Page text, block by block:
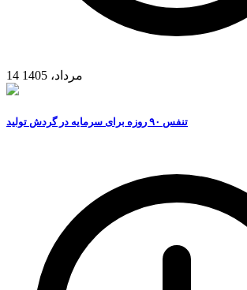
14 مرداد، 1405
تنفس ۹۰ روزه برای سرمایه در گردش تولید